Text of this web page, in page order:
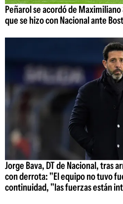
Peñarol se acordó de
que se hizo con Nacional ante
Jorge Bava, DT de Nacional, tras
con derrota: "El equipo no tuvo
continuidad, "las fuerzas están